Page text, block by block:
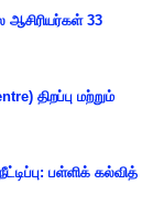
33
திறப்பு மற்றும்
பள்ளிக் கல்வித்